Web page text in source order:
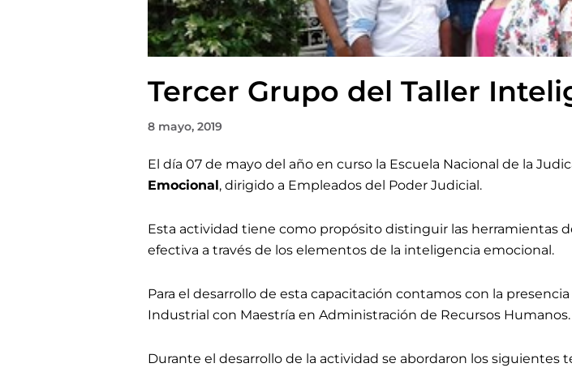
Tercer Grupo del Taller
8 mayo, 2019
El día 07 de mayo del año en curso la Escuela Nacional de la
Emocional, dirigido a Empleados del Poder Judicial.
Esta actividad tiene como propósito distinguir las herramientas
efectiva a través de los elementos de la inteligencia emocional.
Para el desarrollo de esta capacitación contamos con la
Industrial con Maestría en Administración de Recursos Humanos.
Durante el desarrollo de la actividad se abordaron los siguientes